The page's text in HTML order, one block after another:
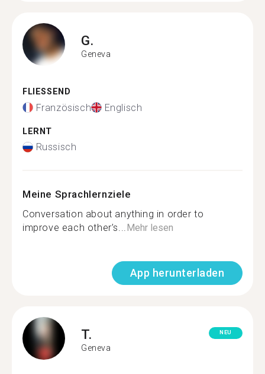
G.
Geneva
FLIESSEND
Französisch Englisch
LERNT
Russisch
Meine Sprachlernziele
Conversation about anything in order to
improve each other’s...Mehr lesen
App herunterladen
T.
Geneva
NEU